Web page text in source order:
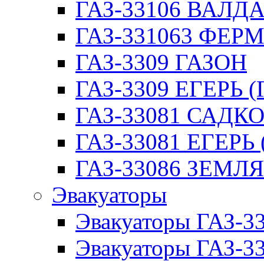
ГАЗ-33106
ГАЗ-331063
ГАЗ-3309 ГАЗОН
ГАЗ-3309 ЕГЕРЬ
ГАЗ-33081 САДКО
ГАЗ-33081 ЕГЕРЬ
ГАЗ-33086
Эвакуаторы
Эвакуаторы ГАЗ-
Эвакуаторы